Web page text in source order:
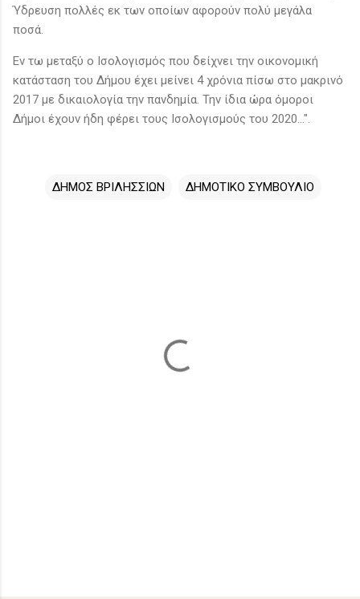
Ύδρευση πολλές εκ των οποίων αφορούν πολύ μεγάλα
ποσά.
Εν τω μεταξύ ο Ισολογισμός που δείχνει την οικονομική
κατάσταση του Δήμου έχει μείνει 4 χρόνια πίσω στο μακρινό
2017 με δικαιολογία την πανδημία. Την ίδια ώρα όμοροι
Δήμοι έχουν ήδη φέρει τους Ισολογισμούς του 2020...".
ΔΗΜΟΣ ΒΡΙΛΗΣΣΙΩΝ ΔΗΜΟΤΙΚΟ ΣΥΜΒΟΥΛΙΟ